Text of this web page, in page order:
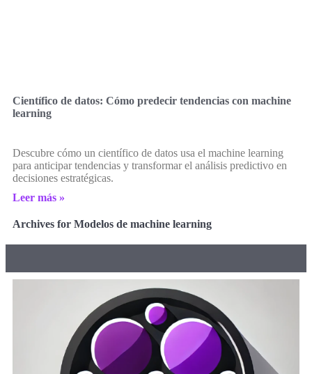
Científico de datos: Cómo predecir tendencias con machine
learning
Descubre cómo un científico de datos usa el machine learning
para anticipar tendencias y transformar el análisis predictivo en
decisiones estratégicas.
Leer más »
Archives for Modelos de machine learning